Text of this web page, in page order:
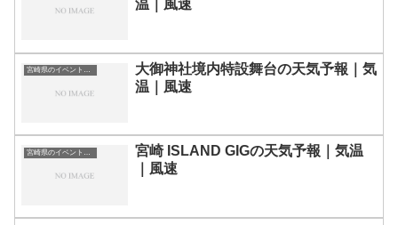
温｜風速
宮崎県のイベント会場一覧
大御神社境内特設舞台の天気予報｜気
温｜風速
宮崎県のイベント会場一覧
宮崎 ISLAND GIGの天気予報｜気温
｜風速